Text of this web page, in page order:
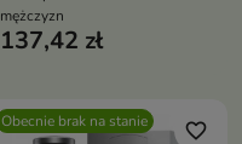
mężczyzn
137,42 zł
Obecnie brak na stanie favorite_border